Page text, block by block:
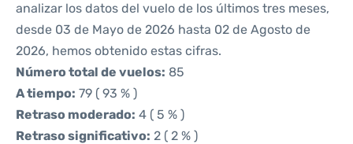
analizar los datos del vuelo de los últimos tres meses,
desde 03 de Mayo de 2026 hasta 02 de Agosto de
2026, hemos obtenido estas cifras.
Número total de vuelos: 85
A tiempo: 79 ( 93 % )
Retraso moderado: 4 ( 5 % )
Retraso significativo: 2 ( 2 % )